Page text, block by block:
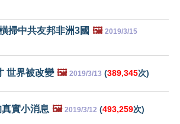
掃中共友邦非洲3國 🖼️ 2019/3/15
世界被改變 🖼️ 2019/3/13 (389,345次)
實小消息 🖼️ 2019/3/12 (493,259次)